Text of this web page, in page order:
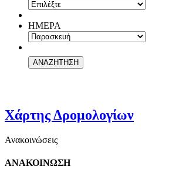
ΗΜΕΡΑ
Χάρτης Δρομολογίων
Ανακοινώσεις
ΑΝΑΚΟΙΝΩΣΗ